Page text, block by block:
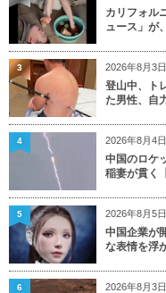
カリフォル
ュース」が
2026年8月3日
登山中、ト
た男性、自
3
2026年8月4日
中国のロケ
稲妻が貫く
4
2026年8月5日
中国企業が
な表情を浮
5
2026年8月3日
6